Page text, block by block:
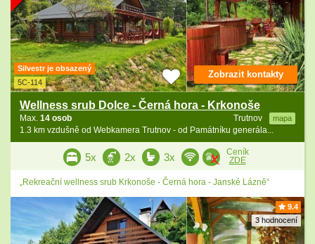
Silvestr je obsazený
5C-114
Wellness srub Dolce - Černá hora - Krkonoše
Trutnov mapa
Max. 14 osob
1.3 km vzdušně od Webkamera Trutnov - od Památníku generála...
Zobrazit kontakty
5x 2x 3x
Ceník
ZDE
„Rekreační wellness srub Krkonoše - Černá hora - Janské Lázně“
9.4
3 hodnocení